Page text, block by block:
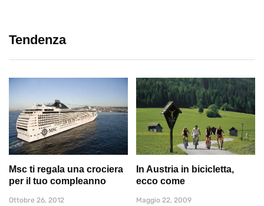
Tendenza
Msc ti regala una crociera
per il tuo compleanno
Ottobre 26, 2012
In Austria in bicicletta,
ecco come
Maggio 22, 2009